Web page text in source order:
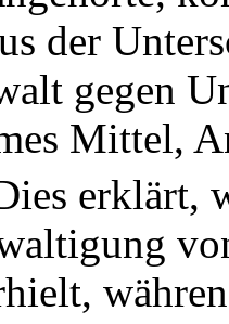
der
gegen
Mittel,
erklärt,